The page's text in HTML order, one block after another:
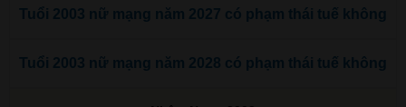
Tuổi 2003 nữ mạng năm 2027 có phạm thái tuế không
Tuổi 2003 nữ mạng năm 2028 có phạm thái tuế không